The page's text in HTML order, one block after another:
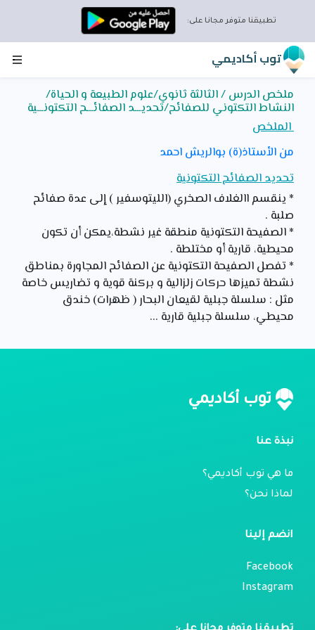
تطبيقنا متوفر مجانا على:
توب أكاديمي
ملخص الدرس / الثالثة ثانوي/علوم الطبيعة و الحياة/
النشاط التكتوني للصفائح/تحديـــد الصفائـــح التكتونـــية
الملخص
من الأستاذ(ة) بوالريش احمد
تحديد الصفائح التكتونية
* ينقسم االغلاف الصخري (الليتوسفير ) إلى عدة صفائح
صلبة .
* الصفيحة التكتونية منطقة غير نشطة،يمكن أن تكون
محيطية، قارية أو مختلطة .
* تفصل الصفيحة التكتونية عن الصفائح المجاورة بمناطق
نشطة تميزها حركات زلزالية و بركنة قوية و تضاريس خاصة
مثل : سلسلة جبلية لقيعان البحار ( ظهرات) خندق
محيطي، سلسلة جبلية قارية ...
توب أكاديمي
نبذة عنا
ما هي توب أكاديمي؟
لماذا نحن؟
انضم إلينا
Facebook
Instagram